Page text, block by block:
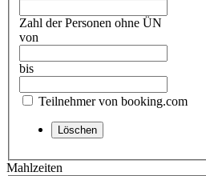
Zahl der Personen ohne ÜN
von
bis
Teilnehmer von booking.com
Mahlzeiten